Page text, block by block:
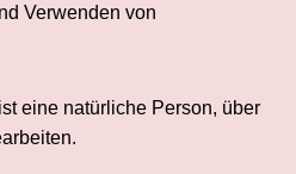
Verwenden von
ist eine natürliche Person, über